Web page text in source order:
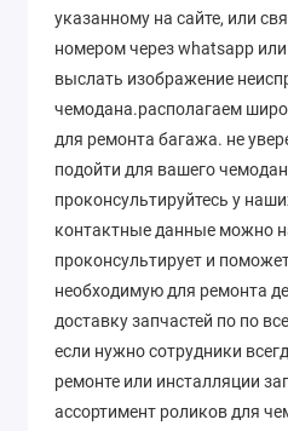
указанному на сайте, или
номером через whatsapp
выслать изображение
чемодана.располагаем
для ремонта багажа. не
подойти для вашего
проконсультируйтесь у
контактные данные можно
проконсультирует и
необходимую для ремонта
доставку запчастей по по
если нужно сотрудники
ремонте или инсталляции
ассортимент роликов для